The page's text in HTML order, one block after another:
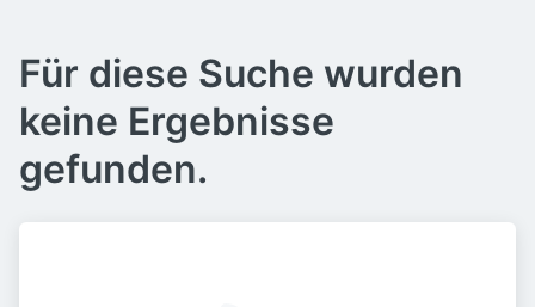
Für diese Suche wurden
keine Ergebnisse
gefunden.